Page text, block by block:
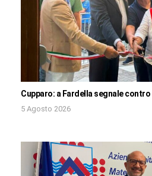
Cupparo: a Fardella segnale
5 Agosto 2026